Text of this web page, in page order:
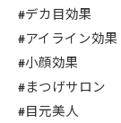
#デカ目効果
#アイライン効果
#小顔効果
#まつげサロン
#目元美人